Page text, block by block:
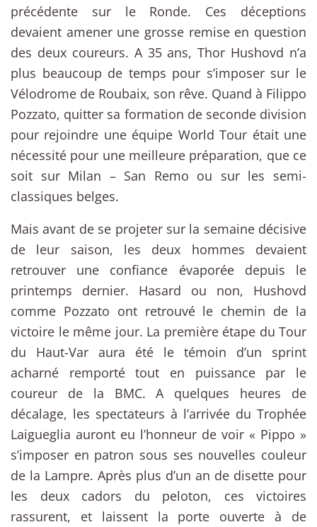
précédente sur le Ronde. Ces déceptions
devaient amener une grosse remise en question
des deux coureurs. A 35 ans, Thor Hushovd n’a
plus beaucoup de temps pour s’imposer sur le
Vélodrome de Roubaix, son rêve. Quand à Filippo
Pozzato, quitter sa formation de seconde division
pour rejoindre une équipe World Tour était une
nécessité pour une meilleure préparation, que ce
soit sur Milan – San Remo ou sur les semi-
classiques belges.
Mais avant de se projeter sur la semaine décisive
de leur saison, les deux hommes devaient
retrouver une confiance évaporée depuis le
printemps dernier. Hasard ou non, Hushovd
comme Pozzato ont retrouvé le chemin de la
victoire le même jour. La première étape du Tour
du Haut-Var aura été le témoin d’un sprint
acharné remporté tout en puissance par le
coureur de la BMC. A quelques heures de
décalage, les spectateurs à l’arrivée du Trophée
Laigueglia auront eu l’honneur de voir « Pippo »
s’imposer en patron sous ses nouvelles couleur
de la Lampre. Après plus d’un an de disette pour
les deux cadors du peloton, ces victoires
rassurent, et laissent la porte ouverte à de